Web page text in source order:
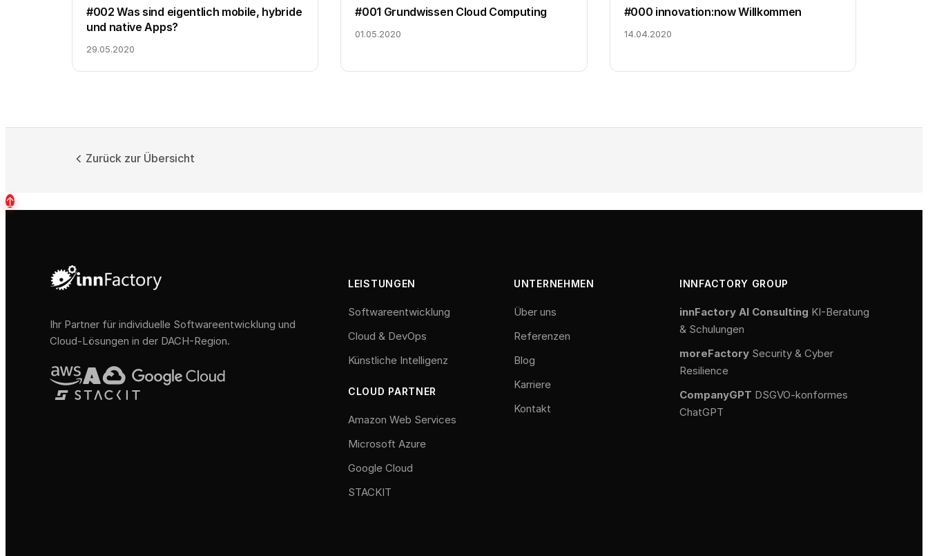
#002 Was sind eigentlich mobile, hybride
und native Apps?
29.05.2020
#001 Grundwissen Cloud Computing
01.05.2020
#000 innovation:now Willkommen
14.04.2020
Zurück zur Übersicht
↑
Ihr Partner für individuelle Softwareentwicklung und
Cloud-Lösungen in der DACH-Region.
LEISTUNGEN
Softwareentwicklung
Cloud & DevOps
Künstliche Intelligenz
CLOUD PARTNER
Amazon Web Services
Microsoft Azure
Google Cloud
STACKIT
UNTERNEHMEN
Über uns
Referenzen
Blog
Karriere
Kontakt
INNFACTORY GROUP
innFactory AI Consulting KI-Beratung
& Schulungen
moreFactory Security & Cyber
Resilience
CompanyGPT DSGVO-konformes
ChatGPT